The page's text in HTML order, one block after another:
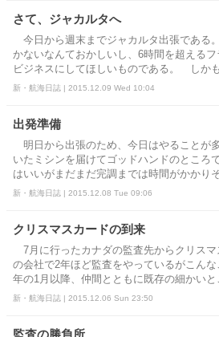
さて、ジャカルタへ
今日から週末までジャカルタ出張である
かないなんておかしいし、6時間を超える
ビジネスにしてほしいものである。 しか
新・航海日誌 | 2015.12.09 Wed 10:04
出発準備
明日から出張のため、今日はやることが
いたミシンを届けてゴッドハンドのとこ
はいいがまだまだ完調までは時間がかかり
新・航海日誌 | 2015.12.08 Tue 09:06
クリスマスカードの到来
7月に行ったカナダの監査先からクリスマ
の会社で2年ほど監査をやっているがこん
年の1月以降、仲間とともに既存の細かいと
新・航海日誌 | 2015.12.06 Sun 23:50
監査の勝負所